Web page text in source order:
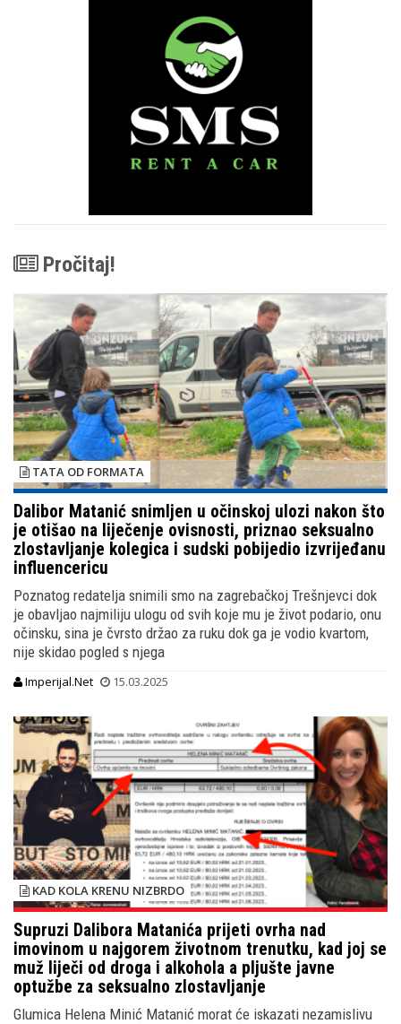
Pročitaj!
TATA OD FORMATA
Dalibor Matanić snimljen u očinskoj ulozi nakon što
je otišao na liječenje ovisnosti, priznao seksualno
zlostavljanje kolegica i sudski pobijedio izvrijeđanu
influencericu
Poznatog redatelja snimili smo na zagrebačkoj Trešnjevci dok
je obavljao najmiliju ulogu od svih koje mu je život podario, onu
očinsku, sina je čvrsto držao za ruku dok ga je vodio kvartom,
nije skidao pogled s njega
Imperijal.Net 15.03.2025
KAD KOLA KRENU NIZBRDO
Supruzi Dalibora Matanića prijeti ovrha nad
imovinom u najgorem životnom trenutku, kad joj se
muž liječi od droga i alkohola a pljušte javne
optužbe za seksualno zlostavljanje
Glumica Helena Minić Matanić morat će iskazati nezamislivu